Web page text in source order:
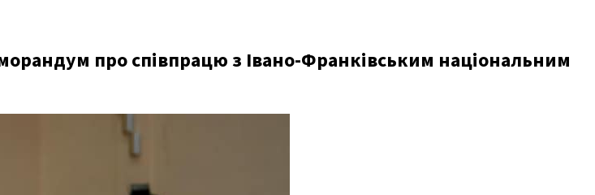
про співпрацю з Івано-Франківським національним